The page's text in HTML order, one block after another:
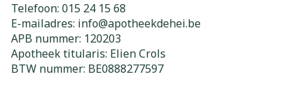
Telefoon: 015 24 15 68
E-mailadres: info@apotheekdehei.be
APB nummer: 120203
Apotheek titularis: Elien Crols
BTW nummer: BE0888277597